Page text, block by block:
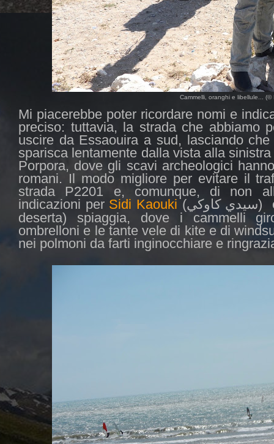
Cammelli, oranghi e libellule... (©
Mi piacerebbe poter ricordare nomi e
preciso: tuttavia, la strada che abbiamo
uscire da Essaouira a sud, lasciando
sparisca lentamente dalla vista alla
Porpora, dove gli scavi archeologici
romani. Il modo migliore per evitare il
strada P2201 e, comunque, di non
indicazioni per Sidi Kaouki(سيدي كاوكي)
deserta) spiaggia, dove i cammelli
ombrelloni e le tante vele di kite e di
nei polmoni da farti inginocchiare e